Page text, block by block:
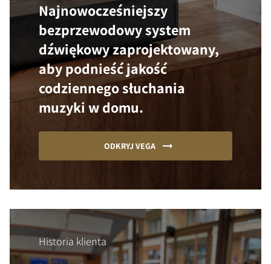
Najnowocześniejszy
bezprzewodowy system
dźwiękowy zaprojektowany,
aby podnieść jakość
codziennego słuchania
muzyki w domu.
ODKRYJ VEGA
Historia klienta